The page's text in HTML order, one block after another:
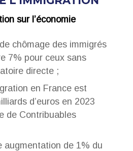
sur l’économie
chômage des immigrés
7% pour ceux sans
directe ;
en France est
d’euros en 2023
de Contribuables
augmentation de 1% du